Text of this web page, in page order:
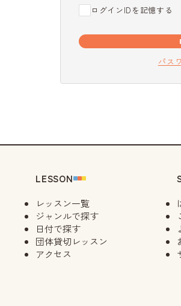
ログインIDを記憶する
パス
LESSON
レッスン一覧
ジャンルで探す
日付で探す
団体貸切レッスン
アクセス